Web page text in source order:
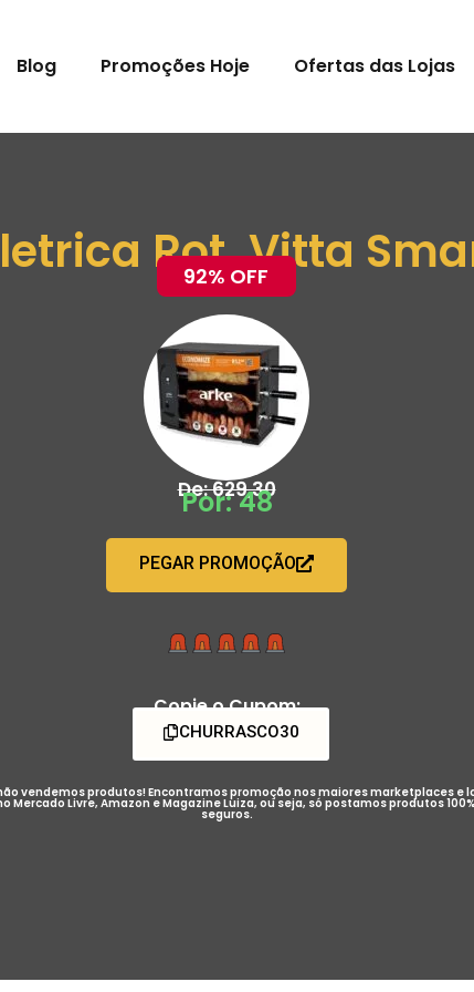
Blog Promoções Hoje Ofertas das Lojas
Rot. Vitta
92% OFF
De: 629,30
Por: 48
PEGAR PROMOÇÃO
Copie o Cupom:
CHURRASCO30
vendemos produtos! Encontramos promoção nos maiores marketplaces e
Mercado Livre, Amazon e Magazine Luiza, ou seja, só postamos produtos 100%
seguros.